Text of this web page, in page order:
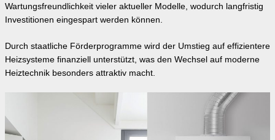
Wartungsfreundlichkeit vieler aktueller Modelle, wodurch langfristig
Investitionen eingespart werden können.
Durch staatliche Förderprogramme wird der Umstieg auf effizientere
Heizsysteme finanziell unterstützt, was den Wechsel auf moderne
Heiztechnik besonders attraktiv macht.